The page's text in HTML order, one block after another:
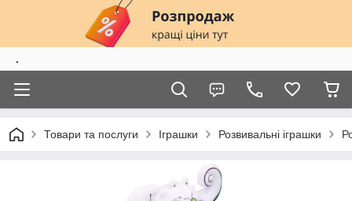
.
Товари та послуги Іграшки Розвивальні іграшки